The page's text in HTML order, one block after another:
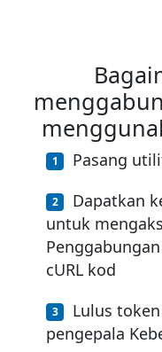
Pasang
Dapatkan
untuk
Penggabungan
cURL kod
Lulus
pengepala